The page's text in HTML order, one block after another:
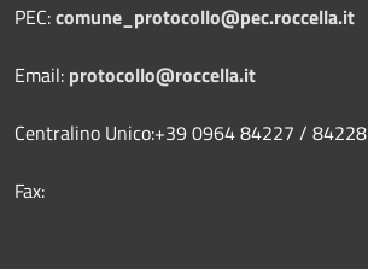
PEC:comune_protocollo@pec.roccella.it
Email: protocollo@roccella.it
Centralino Unico:+39 0964 84227 / 84228
Fax: